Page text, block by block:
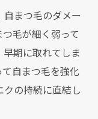
まつ毛のダメー
毛が細く弱って
期に取れてしま
自まつ毛を強化
の持続に直結し